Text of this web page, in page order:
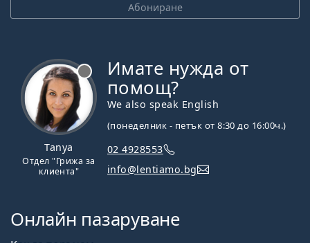
Абониране
Tanya
Отдел "Грижа за
клиента"
Имате нужда от
помощ?
We also speak English
(понеделник - петък от 8:30 до 16:00ч.)
02 4928553
info@lentiamo.bg
Онлайн пазаруване